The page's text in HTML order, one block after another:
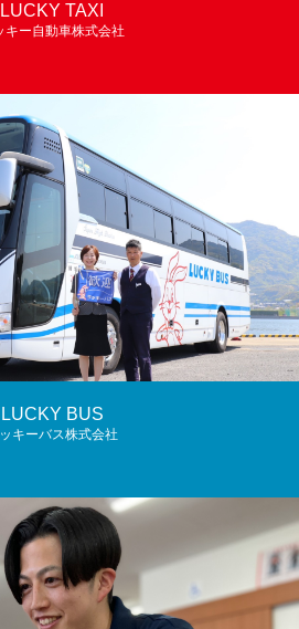
LUCKY TAXI
キー自動車株式会社
毎日便利に。
LUCKY BUS
キーバス株式会社
旅行にいくのも。
楽しい時間も。